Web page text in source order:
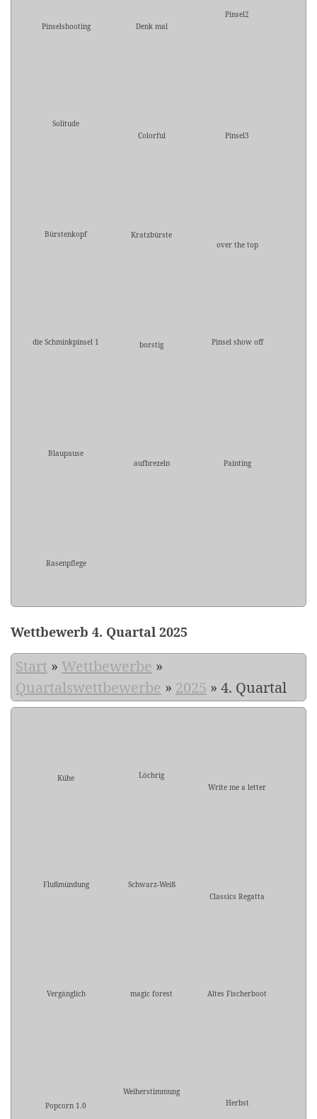
Pinselshooting Denk mal
Pinsel2
Solitude
Colorful
Pinsel3
Bürstenkopf
Kratzbürste
over the top
die Schminkpinsel 1 borstig Pinsel show off
Blaupause
aufbrezeln
Painting
Rasenpflege
Wettbewerb 4. Quartal 2025
Start » Wettbewerbe »
Quartalswettbewerbe » 2025 » 4. Quartal
Kühe
Löchrig
Write me a letter
Flußmündung
Schwarz-Weiß
Classics Regatta
Vergänglich magic forest Altes Fischerboot
Popcorn 1.0
Weiherstimmung
Herbst